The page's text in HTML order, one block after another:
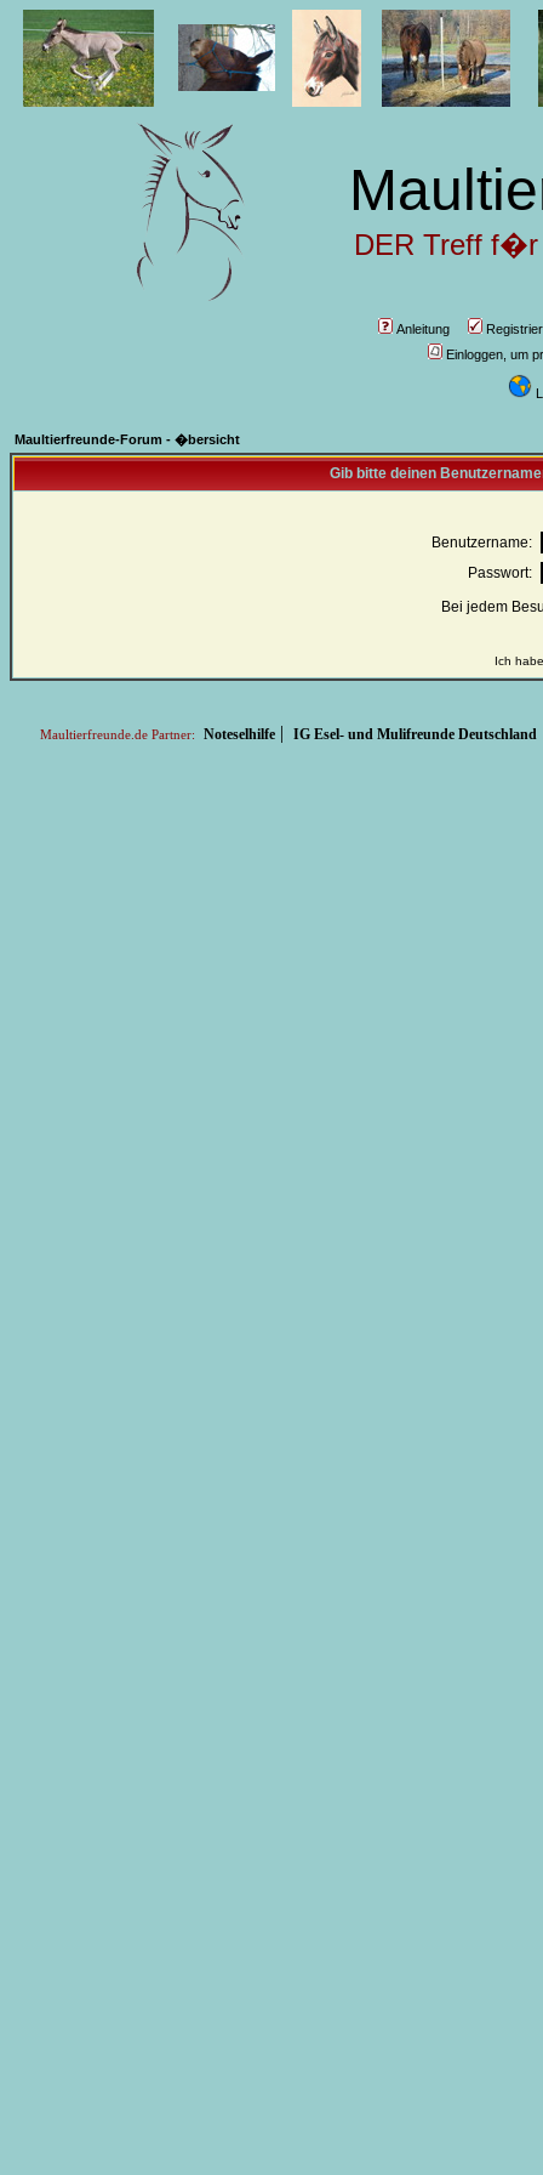
DER Treff f�r
Anleitung
Einloggen, um
Maultierfreunde-Forum - �bersicht
Gib bitte deinen
Benutzername:
Passwort:
Bei jedem
Ich
Maultierfreunde.de Partner: Noteselhilfe | IG Esel- und Mulifreunde Deutschland